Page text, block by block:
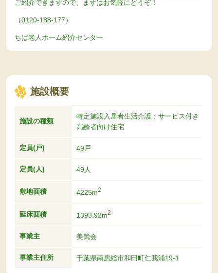
ご紹介できますので、まずはお気軽にどうぞ！
（0120-188-177）
ちば老人ホーム紹介センター
施設概要
施設の種類
特定施設入居者生活介護：サービス付き
高齢者向け住宅
定員(戸) 49戸
定員(人) 49人
敷地面積 4225m2
延床面積 1393.92m2
事業主 美篶会
事業主住所 千葉県南房総市和田町仁我浦19-1